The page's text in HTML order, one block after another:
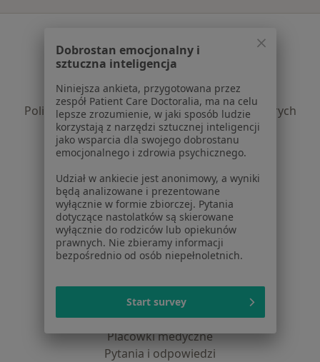
Regulamin
Polityka prywatności profesjonalistów
Polityka prywatności dla profesjonalistów, których
dane pozyskaliśmy samodzielnie
Polityka cookies
Jak działają wyniki wyszukiwania
Dostępność
O nas
Praca Rekrutujemy!
Partnerzy
Centrum prasowe
Kontakt
Lekarze
Placówki medyczne
Pytania i odpowiedzi
Dobrostan emocjonalny i
sztuczna inteligencja
Niniejsza ankieta, przygotowana przez
zespół Patient Care Doctoralia, ma na celu
lepsze zrozumienie, w jaki sposób ludzie
korzystają z narzędzi sztucznej inteligencji
jako wsparcia dla swojego dobrostanu
emocjonalnego i zdrowia psychicznego.
Udział w ankiecie jest anonimowy, a wyniki
będą analizowane i prezentowane
wyłącznie w formie zbiorczej. Pytania
dotyczące nastolatków są skierowane
wyłącznie do rodziców lub opiekunów
prawnych. Nie zbieramy informacji
bezpośrednio od osób niepełnoletnich.
Start survey